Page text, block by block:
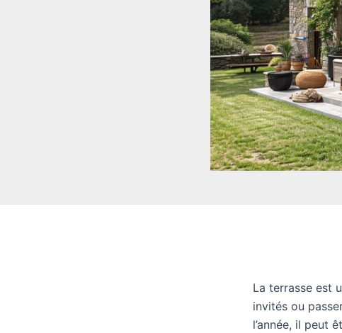
La terrasse est
invités ou
l’année, il peut